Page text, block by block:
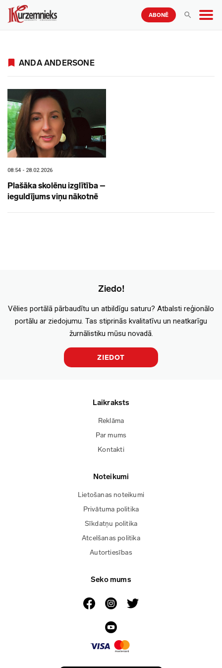
ABONĒ
ANDA ANDERSONE
08:54 - 28.02.2026
Plašāka skolēnu izglītība –
ieguldījums viņu nākotnē
Ziedo!
Vēlies portālā pārbaudītu un atbildīgu saturu? Atbalsti reģionālo
portālu ar ziedojumu. Tas stiprinās kvalitatīvu un neatkarīgu
žurnālistiku mūsu novadā.
ZIEDOT
Laikraksts
Reklāma
Par mums
Kontakti
Noteikumi
Lietošanas noteikumi
Privātuma politika
Sīkdatņu politika
Atcelšanas politika
Autortiesības
Seko mums